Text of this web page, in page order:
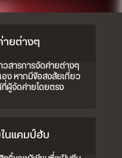
ยต่างๆ
วสารการจัดค่ายต่างๆ
ง หากมีข้อสงสัยเกี่ยว
ผู้จัดค่ายโดยตรง
นแคมป์ฮับ